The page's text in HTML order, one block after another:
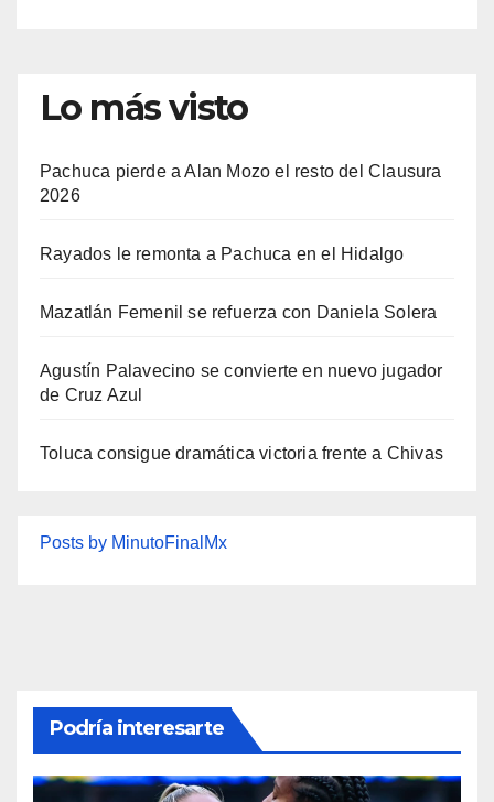
Lo más visto
Pachuca pierde a Alan Mozo el resto del Clausura
2026
Rayados le remonta a Pachuca en el Hidalgo
Mazatlán Femenil se refuerza con Daniela Solera
Agustín Palavecino se convierte en nuevo jugador
de Cruz Azul
Toluca consigue dramática victoria frente a Chivas
Posts by MinutoFinalMx
Podría interesarte